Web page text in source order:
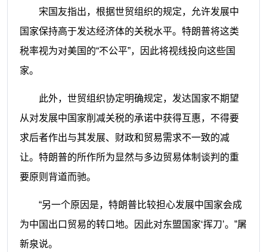
宋国友指出，根据世贸组织的规定，允许发展中
国家保持高于发达经济体的关税水平。特朗普将这类
税率视为对美国的“不公平”，因此将视线投向这些国
家。
此外，世贸组织协定明确规定，发达国家不期望
从对发展中国家削减关税的承诺中获得互惠，不得要
求后者作出与其发展、财政和贸易需求不一致的减
让。特朗普的所作所为显然与多边贸易体制谈判的重
要原则背道而驰。
“另一个原因是，特朗普比较担心发展中国家会成
为中国出口贸易的转口地。因此对东盟国家‘挥刀’。”屠
新泉说。